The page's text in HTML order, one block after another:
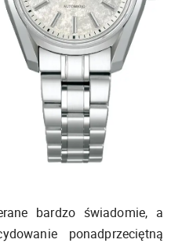
bardzo świadomie, a
ponadprzeciętną